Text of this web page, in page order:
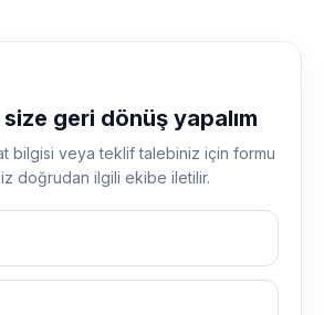
geri dönüş yapalım
bilgisi veya teklif talebiniz için formu
doğrudan ilgili ekibe iletilir.